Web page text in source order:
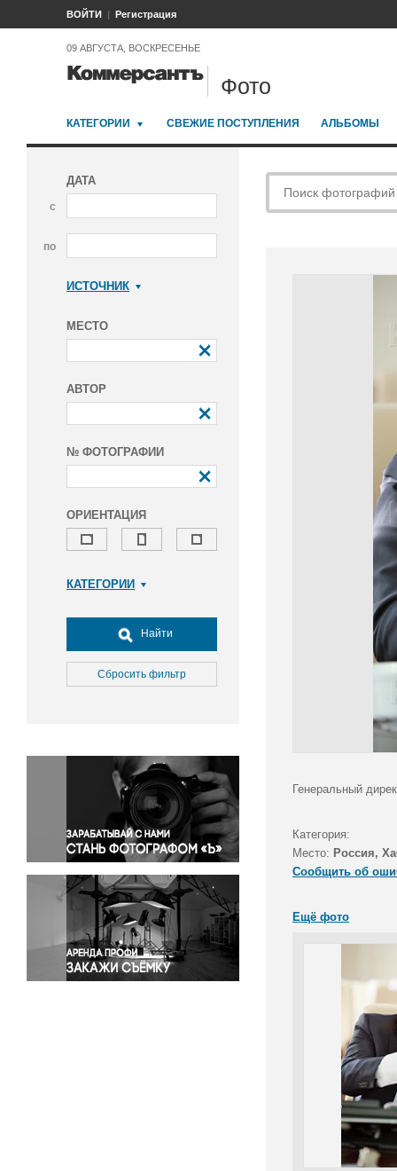
ВОЙТИ Регистрация
09 АВГУСТА, ВОСКРЕСЕНЬЕ
Фото
КАТЕГОРИИ СВЕЖИЕ ПОСТУПЛЕНИЯ АЛЬБОМЫ
ДАТА
с
по
ИСТОЧНИК
МЕСТО
АВТОР
№ ФОТОГРАФИИ
ОРИЕНТАЦИЯ
КАТЕГОРИИ
Досуг, туризм и отдых
Культура
Медицина
Окружающая среда
Политика
Правосудие
Происшествия и конфликты
Религия
Светская жизнь
Спорт
Экология
Экономика и бизнес
Найти
Сбросить фильтр
Генеральный
Категория:
Место: Россия,
Сообщить об
Ещё фото